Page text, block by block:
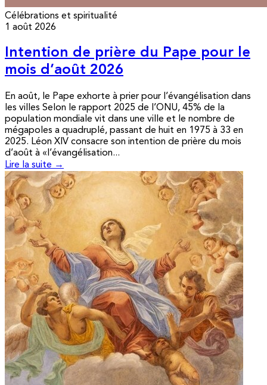
Célébrations et spiritualité
1 août 2026
Intention de prière du Pape pour le
mois d’août 2026
En août, le Pape exhorte à prier pour l’évangélisation dans
les villes Selon le rapport 2025 de l’ONU, 45% de la
population mondiale vit dans une ville et le nombre de
mégapoles a quadruplé, passant de huit en 1975 à 33 en
2025. Léon XIV consacre son intention de prière du mois
d’août à «l’évangélisation...
Lire la suite →